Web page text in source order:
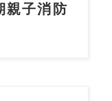
親子消防